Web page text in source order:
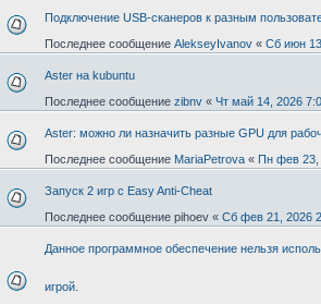
Подключение USB-сканеров к разным
Последнее сообщение AlekseyIvanov « Сб июн
Aster на kubuntu
Последнее сообщение zibnv « Чт май 14, 2026
Aster: можно ли назначить разные GPU для
Последнее сообщение MariaPetrova « Пн фев 23,
Запуск 2 игр с Easy Anti-Cheat
Последнее сообщение pihoev « Сб фев 21, 2026
Данное программное обеспечение нельзя
игрой.